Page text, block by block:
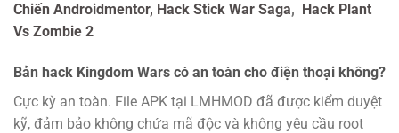
Chiến Androidmentor, Hack Stick War Saga,
Hack Plant
Vs Zombie 2
Bản hack Kingdom Wars có an toàn cho điện thoại không?
Cực kỳ an toàn. File APK tại LMHMOD đã được kiểm duyệt
kỹ, đảm bảo không chứa mã độc và không yêu cầu root